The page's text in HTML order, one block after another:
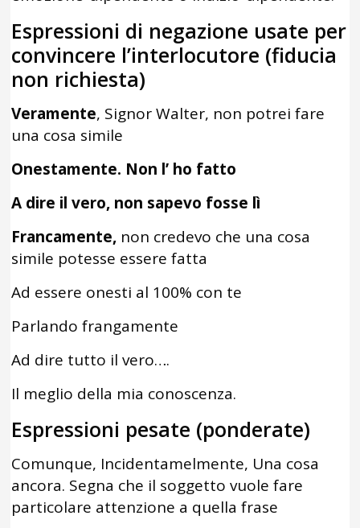
Espressioni di negazione usate per
convincere l’interlocutore (fiducia
non richiesta)
Veramente, Signor Walter, non potrei fare
una cosa simile
Onestamente. Non l’ ho fatto
A dire il vero, non sapevo fosse lì
Francamente, non credevo che una cosa
simile potesse essere fatta
Ad essere onesti al 100% con te
Parlando frangamente
Ad dire tutto il vero….
Il meglio della mia conoscenza.
Espressioni pesate (ponderate)
Comunque, Incidentamelmente, Una cosa
ancora. Segna che il soggetto vuole fare
particolare attenzione a quella frase